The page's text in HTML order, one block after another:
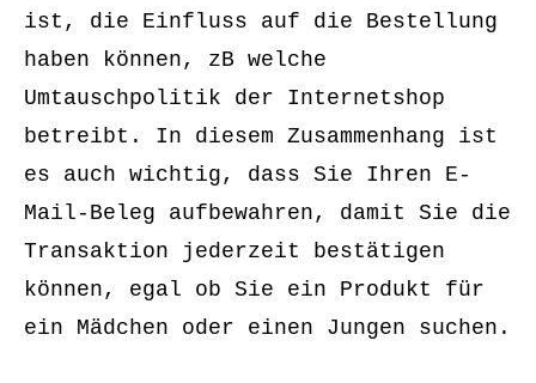
ist, die Einfluss auf die Bestellung
haben können, zB welche
Umtauschpolitik der Internetshop
betreibt. In diesem Zusammenhang ist
es auch wichtig, dass Sie Ihren E-
Mail-Beleg aufbewahren, damit Sie die
Transaktion jederzeit bestätigen
können, egal ob Sie ein Produkt für
ein Mädchen oder einen Jungen suchen.